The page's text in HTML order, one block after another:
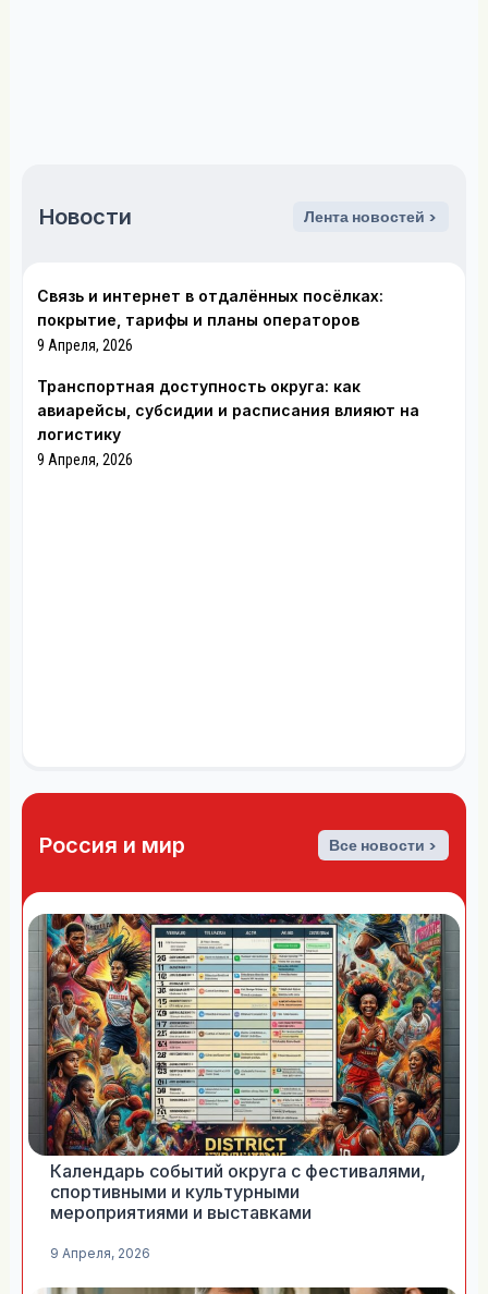
Новости Лента новостей >
Связь и интернет в отдалённых посёлках:
покрытие, тарифы и планы операторов
9 Апреля, 2026
Транспортная доступность округа: как
авиарейсы, субсидии и расписания влияют на
логистику
9 Апреля, 2026
Россия и мир Все новости >
Календарь событий округа с фестивалями,
спортивными и культурными
мероприятиями и выставками
9 Апреля, 2026